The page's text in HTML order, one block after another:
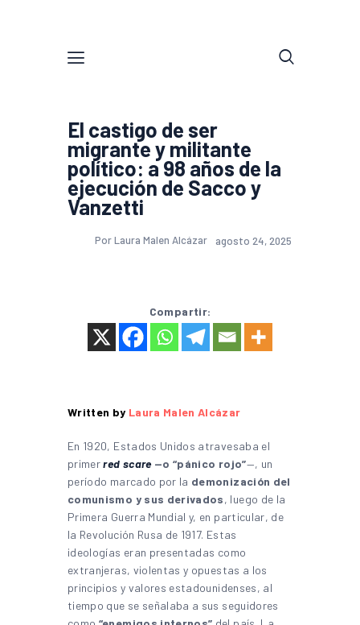
El castigo de ser
migrante y militante
político: a 98 años de la
ejecución de Sacco y
Vanzetti
Por Laura Malen Alcázar agosto 24, 2025
Compartir:
Written by Laura Malen Alcázar
En 1920, Estados Unidos atravesaba el
primerred scare —o “pánico rojo”—, un
período marcado por la demonización del
comunismo y sus derivados, luego de la
Primera Guerra Mundial y, en particular, de
la Revolución Rusa de 1917. Estas
ideologías eran presentadas como
extranjeras, violentas y opuestas a los
principios y valores estadounidenses, al
tiempo que se señalaba a sus seguidores